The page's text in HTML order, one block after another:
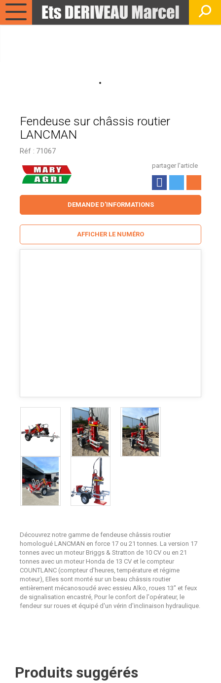
Fendeuse sur châssis routier
LANCMAN
Réf : 71067
partager l'article
Découvrez notre gamme de fendeuse châssis routier
homologué LANCMAN en force 17 ou 21 tonnes. La version 17
tonnes avec un moteur Briggs & Stratton de 10 CV ou en 21
tonnes avec un moteur Honda de 13 CV et le compteur
COUNTLANC (compteur d'heures, température et régime
moteur), Elles sont monté sur un beau châssis routier
entièrement mécanosoudé avec essieu Alko, roues 13" et feux
de signalisation encastré, Pour le confort de l'opérateur, le
fendeur sur roues et équipé d'un vérin d'inclinaison hydraulique.
DEMANDE D'INFORMATIONS
AFFICHER LE NUMÉRO
Produits suggérés